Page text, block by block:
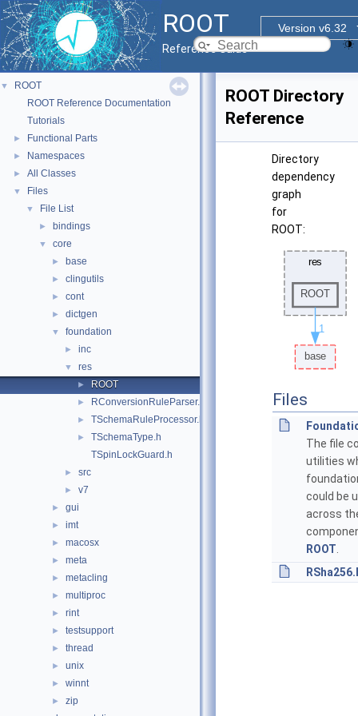
ROOT
Version v6.32
Reference Guide
▼
ROOT
ROOT Reference Documentation
Tutorials
► Functional Parts
► Namespaces
► All Classes
▼ Files
▼ File List
► bindings
▼ core
► base
► clingutils
► cont
► dictgen
▼ foundation
► inc
▼ res
► ROOT
► RConversionRuleParser.h
► TSchemaRuleProcessor.h
►
TSchemaType.h
TSpinLockGuard.h
► src
► v7
► gui
► imt
► macosx
► meta
► metacling
► multiproc
► rint
► testsupport
► thread
► unix
► winnt
► zip
ROOT Directory
Reference
Directory
dependency
graph
for
ROOT:
Files
The file
utilities
could be
across
ROOT